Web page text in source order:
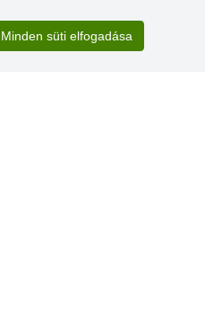
Minden süti elfogadása